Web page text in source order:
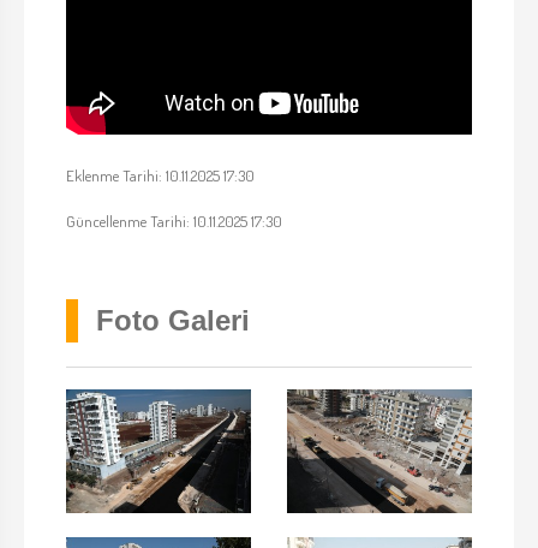
Eklenme Tarihi: 10.11.2025 17:30
Güncellenme Tarihi: 10.11.2025 17:30
Foto Galeri